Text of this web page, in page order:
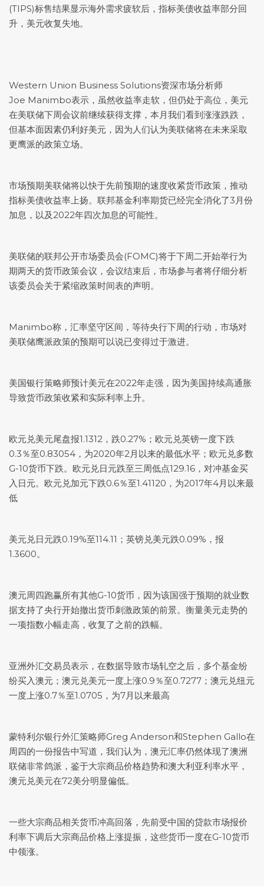
(TIPS)标售结果显示海外需求疲软后，指标美债收益率部分回
升，美元收复失地。
Western Union Business Solutions资深市场分析师
Joe Manimbo表示，虽然收益率走软，但仍处于高位，美元
在美联储下周会议前继续获得支撑，本月我们看到涨涨跌跌，
但基本面因素仍利好美元，因为人们认为美联储将在未来采取
更鹰派的政策立场。
市场预期美联储将以快于先前预期的速度收紧货币政策，推动
指标美债收益率上扬。联邦基金利率期货已经完全消化了3月份
加息，以及2022年四次加息的可能性。
美联储的联邦公开市场委员会(FOMC)将于下周二开始举行为
期两天的货币政策会议，会议结束后，市场参与者将仔细分析
该委员会关于紧缩政策时间表的声明。
Manimbo称，汇率坚守区间，等待央行下周的行动，市场对
美联储鹰派政策的预期可以说已变得过于激进。
美国银行策略师预计美元在2022年走强，因为美国持续高通胀
导致货币政策收紧和实际利率上升。
欧元兑美元尾盘报1.1312，跌0.27%；欧元兑英镑一度下跌
0.3％至0.83054，为2020年2月以来的最低水平；欧元兑多数
G-10货币下跌。欧元兑日元跌至三周低点129.16，对冲基金买
入日元。欧元兑加元下跌0.6％至1.41120，为2017年4月以来最
低
美元兑日元跌0.19%至114.11； 英镑兑美元跌0.09%，报
1.3600。
澳元周四跑赢所有其他G-10货币，因为该国强于预期的就业数
据支持了央行开始撤出货币刺激政策的前景。衡量美元走势的
一项指数小幅走高，收复了之前的跌幅。
亚洲外汇交易员表示，在数据导致市场轧空之后，多个基金纷
纷买入澳元； 澳元兑美元一度上涨0.9％至0.7277；澳元兑纽元
一度上涨0.7％至1.0705，为7月以来最高
蒙特利尔银行外汇策略师Greg Anderson和Stephen Gallo在
周四的一份报告中写道，我们认为，澳元汇率仍然体现了澳洲
联储非常鸽派，鉴于大宗商品价格趋势和澳大利亚利率水平，
澳元兑美元在72美分明显偏低。
一些大宗商品相关货币冲高回落，先前受中国的贷款市场报价
利率下调后大宗商品价格上涨提振，这些货币一度在G-10货币
中领涨。